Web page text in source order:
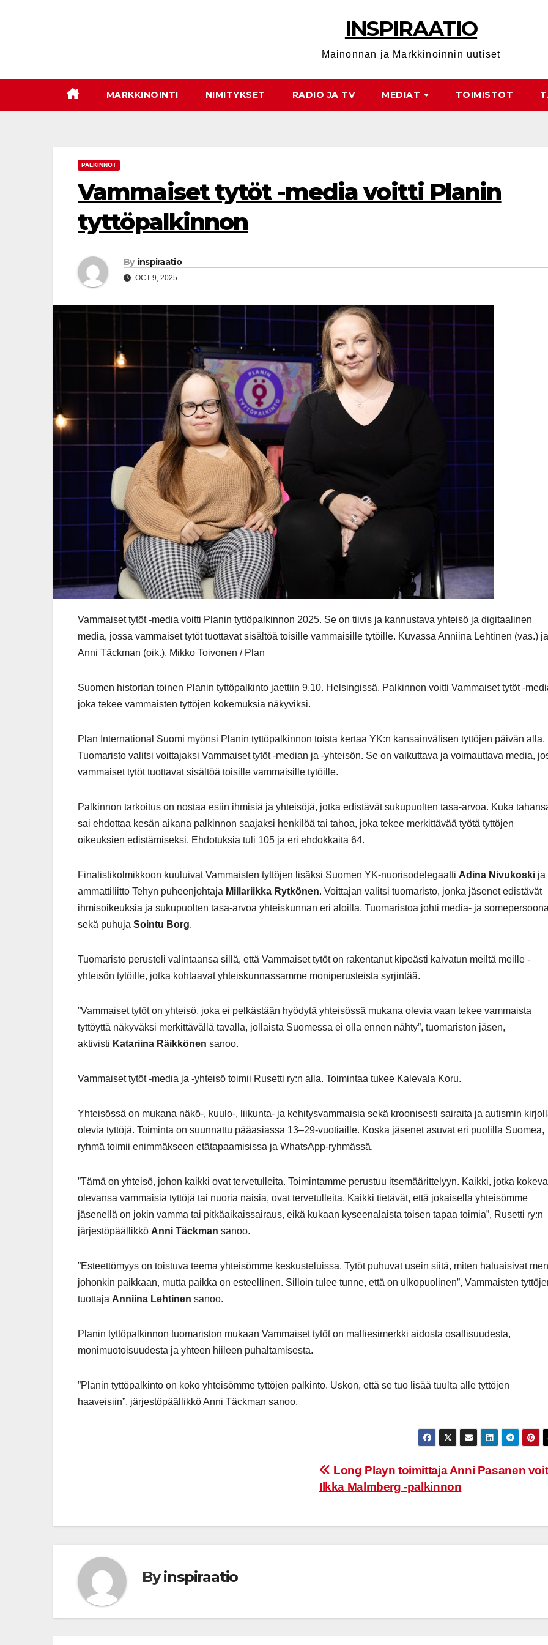
INSPIRAATIO
Mainonnan ja Markkinoinnin uutiset
MARKKINOINTI NIMITYKSET RADIO JA TV MEDIAT TOIMISTOT
PALKINNOT
Vammaiset tytöt -media voitti Planin
tyttöpalkinnon
By inspiraatio
OCT 9, 2025
Vammaiset tytöt -media voitti Planin tyttöpalkinnon 2025. Se on tiivis ja kannustava yhteisö ja digitaalinen
media, jossa vammaiset tytöt tuottavat sisältöä toisille vammaisille tytöille. Kuvassa Anniina Lehtinen (vas.) ja
Anni Täckman (oik.). Mikko Toivonen / Plan
Suomen historian toinen Planin tyttöpalkinto jaettiin 9.10. Helsingissä. Palkinnon voitti Vammaiset tytöt -
joka tekee vammaisten tyttöjen kokemuksia näkyviksi.
Plan International Suomi myönsi Planin tyttöpalkinnon toista kertaa YK:n kansainvälisen tyttöjen päivän alla.
Tuomaristo valitsi voittajaksi Vammaiset tytöt -median ja -yhteisön. Se on vaikuttava ja voimauttava media,
vammaiset tytöt tuottavat sisältöä toisille vammaisille tytöille.
Palkinnon tarkoitus on nostaa esiin ihmisiä ja yhteisöjä, jotka edistävät sukupuolten tasa-arvoa. Kuka
sai ehdottaa kesän aikana palkinnon saajaksi henkilöä tai tahoa, joka tekee merkittävää työtä tyttöjen
oikeuksien edistämiseksi. Ehdotuksia tuli 105 ja eri ehdokkaita 64.
Finalistikolmikkoon kuuluivat Vammaisten tyttöjen lisäksi Suomen YK-nuorisodelegaatti Adina Nivukoski ja
ammattiliitto Tehyn puheenjohtaja Millariikka Rytkönen. Voittajan valitsi tuomaristo, jonka jäsenet edistävät
ihmisoikeuksia ja sukupuolten tasa-arvoa yhteiskunnan eri aloilla. Tuomaristoa johti media- ja
sekä puhuja Sointu Borg.
Tuomaristo perusteli valintaansa sillä, että Vammaiset tytöt on rakentanut kipeästi kaivatun meiltä meille -
yhteisön tytöille, jotka kohtaavat yhteiskunnassamme moniperusteista syrjintää.
”Vammaiset tytöt on yhteisö, joka ei pelkästään hyödytä yhteisössä mukana olevia vaan tekee vammaista
tyttöyttä näkyväksi merkittävällä tavalla, jollaista Suomessa ei olla ennen nähty”, tuomariston jäsen,
aktivisti Katariina Räikkönen sanoo.
Vammaiset tytöt -media ja -yhteisö toimii Rusetti ry:n alla. Toimintaa tukee Kalevala Koru.
Yhteisössä on mukana näkö-, kuulo-, liikunta- ja kehitysvammaisia sekä kroonisesti sairaita ja autismin
olevia tyttöjä. Toiminta on suunnattu pääasiassa 13–29-vuotiaille. Koska jäsenet asuvat eri puolilla Suomea,
ryhmä toimii enimmäkseen etätapaamisissa ja WhatsApp-ryhmässä.
”Tämä on yhteisö, johon kaikki ovat tervetulleita. Toimintamme perustuu itsemäärittelyyn. Kaikki, jotka
olevansa vammaisia tyttöjä tai nuoria naisia, ovat tervetulleita. Kaikki tietävät, että jokaisella yhteisömme
jäsenellä on jokin vamma tai pitkäaikaissairaus, eikä kukaan kyseenalaista toisen tapaa toimia”, Rusetti ry:n
järjestöpäällikkö Anni Täckman sanoo.
”Esteettömyys on toistuva teema yhteisömme keskusteluissa. Tytöt puhuvat usein siitä, miten haluaisivat
johonkin paikkaan, mutta paikka on esteellinen. Silloin tulee tunne, että on ulkopuolinen”, Vammaisten
tuottaja Anniina Lehtinen sanoo.
Planin tyttöpalkinnon tuomariston mukaan Vammaiset tytöt on malliesimerkki aidosta osallisuudesta,
monimuotoisuudesta ja yhteen hiileen puhaltamisesta.
”Planin tyttöpalkinto on koko yhteisömme tyttöjen palkinto. Uskon, että se tuo lisää tuulta alle tyttöjen
haaveisiin”, järjestöpäällikkö Anni Täckman sanoo.
Long Playn toimittaja Anni Pasanen
Ilkka Malmberg -palkinnon
Byinspiraatio